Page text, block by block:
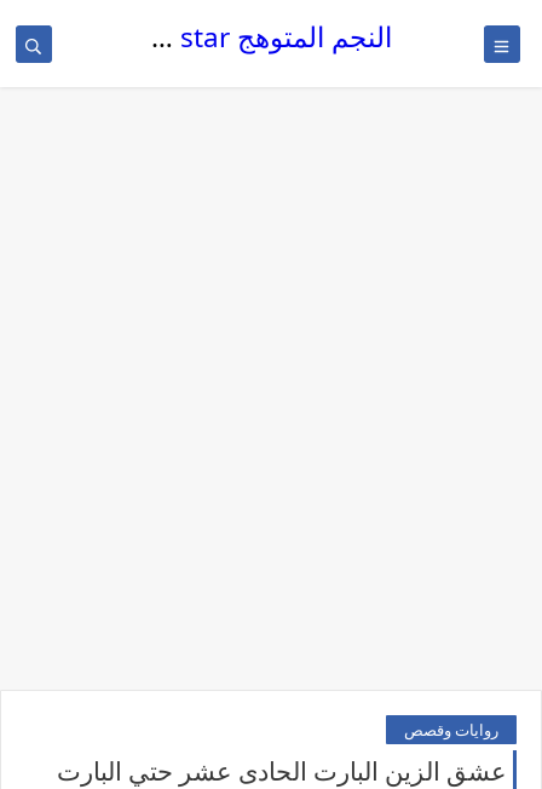
النجم المتوهج The glowing star
روايات وقصص
عشق الزين البارت الحادى عشر حتي البارت